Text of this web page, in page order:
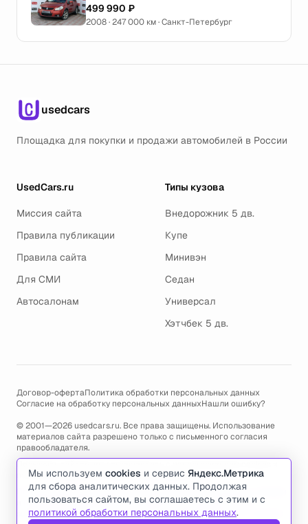
499 990 ₽
2008 · 247 000 км · Санкт-Петербург
usedcars
Площадка для покупки и продажи автомобилей в России
UsedCars.ru
Миссия сайта
Правила публикации
Правила сайта
Для СМИ
Автосалонам
Типы кузова
Внедорожник 5 дв.
Купе
Минивэн
Седан
Универсал
Хэтчбек 5 дв.
Договор-офертаПолитика обработки персональных данных
Согласие на обработку персональных данныхНашли ошибку?
© 2001—2026 usedcars.ru. Все права защищены. Использование
материалов сайта разрешено только с письменного согласия
правообладателя.
Пользуясь сайтом, вы соглашаетесь с использованием cookies и
политикой обработки персональных данных.
По всем вопросам связанным с работой сайта, ошибками, глюками
и проблемами обращайтесь по адресу электронной почты
support@usedcars.ruили пишите в телеграм@usedcarsru_support
Мы используем cookies и сервис Яндекс.Метрика
для сбора аналитических данных. Продолжая
пользоваться сайтом, вы соглашаетесь с этим и с
политикой обработки персональных данных.